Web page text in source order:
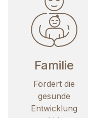
Familie
Fördert die
gesunde
Entwicklung